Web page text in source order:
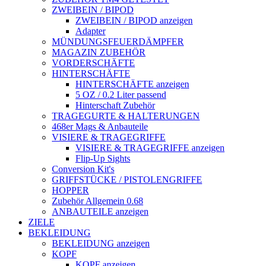
ZWEIBEIN / BIPOD
ZWEIBEIN / BIPOD anzeigen
Adapter
MÜNDUNGSFEUERDÄMPFER
MAGAZIN ZUBEHÖR
VORDERSCHÄFTE
HINTERSCHÄFTE
HINTERSCHÄFTE anzeigen
5 OZ / 0.2 Liter passend
Hinterschaft Zubehör
TRAGEGURTE & HALTERUNGEN
468er Mags & Anbauteile
VISIERE & TRAGEGRIFFE
VISIERE & TRAGEGRIFFE anzeigen
Flip-Up Sights
Conversion Kit's
GRIFFSTÜCKE / PISTOLENGRIFFE
HOPPER
Zubehör Allgemein 0.68
ANBAUTEILE anzeigen
ZIELE
BEKLEIDUNG
BEKLEIDUNG anzeigen
KOPF